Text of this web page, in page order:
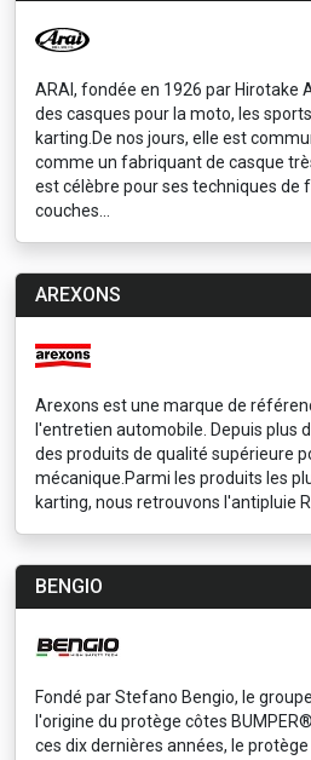
ARAI, fondée en 1926 par Hirotake
des casques pour la moto, les
karting.De nos jours, elle est
comme un fabriquant de casque
est célèbre pour ses techniques de
couches...
AREXONS
Arexons est une marque de
l'entretien automobile. Depuis plus
des produits de qualité supérieure
mécanique.Parmi les produits les
karting, nous retrouvons l'antipluie
BENGIO
Fondé par Stefano Bengio, le
l'origine du protège côtes
ces dix dernières années, le